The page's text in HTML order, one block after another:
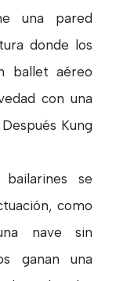
una pared
donde los
ballet aéreo
con una
Kung
se
como
nave sin
ganan una